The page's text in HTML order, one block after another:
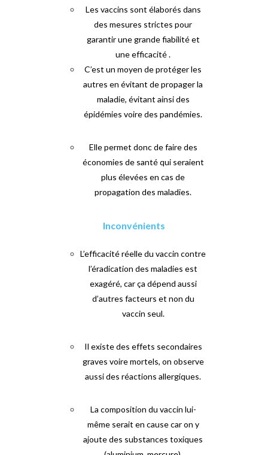
Les vaccins sont élaborés dans
des mesures strictes pour
garantir une grande fiabilité et
une efficacité .
C’est un moyen de protéger les
autres en évitant de propager la
maladie, évitant ainsi des
épidémies voire des pandémies.
Elle permet donc de faire des
économies de santé qui seraient
plus élevées en cas de
propagation des maladies.
Inconvénients
L’efficacité réelle du vaccin contre
l’éradication des maladies est
exagéré, car ça dépend aussi
d’autres facteurs et non du
vaccin seul.
Il existe des effets secondaires
graves voire mortels, on observe
aussi des réactions allergiques.
La composition du vaccin lui-
même serait en cause car on y
ajoute des substances toxiques